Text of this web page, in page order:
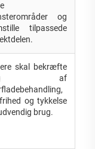
og
tilpassede
skal bekræfte
af
og tykkelse
brug.